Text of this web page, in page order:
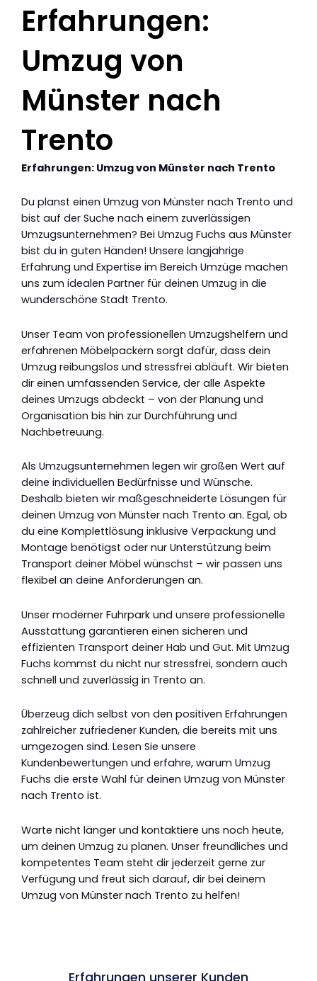
Erfahrungen:
Umzug von
Münster nach
Trento
Erfahrungen: Umzug von Münster nach Trento
Du planst einen Umzug von Münster nach Trento und
bist auf der Suche nach einem zuverlässigen
Umzugsunternehmen? Bei Umzug Fuchs aus Münster
bist du in guten Händen! Unsere langjährige
Erfahrung und Expertise im Bereich Umzüge machen
uns zum idealen Partner für deinen Umzug in die
wunderschöne Stadt Trento.
Unser Team von professionellen Umzugshelfern und
erfahrenen Möbelpackern sorgt dafür, dass dein
Umzug reibungslos und stressfrei abläuft. Wir bieten
dir einen umfassenden Service, der alle Aspekte
deines Umzugs abdeckt – von der Planung und
Organisation bis hin zur Durchführung und
Nachbetreuung.
Als Umzugsunternehmen legen wir großen Wert auf
deine individuellen Bedürfnisse und Wünsche.
Deshalb bieten wir maßgeschneiderte Lösungen für
deinen Umzug von Münster nach Trento an. Egal, ob
du eine Komplettlösung inklusive Verpackung und
Montage benötigst oder nur Unterstützung beim
Transport deiner Möbel wünschst – wir passen uns
flexibel an deine Anforderungen an.
Unser moderner Fuhrpark und unsere professionelle
Ausstattung garantieren einen sicheren und
effizienten Transport deiner Hab und Gut. Mit Umzug
Fuchs kommst du nicht nur stressfrei, sondern auch
schnell und zuverlässig in Trento an.
Überzeug dich selbst von den positiven Erfahrungen
zahlreicher zufriedener Kunden, die bereits mit uns
umgezogen sind. Lesen Sie unsere
Kundenbewertungen und erfahre, warum Umzug
Fuchs die erste Wahl für deinen Umzug von Münster
nach Trento ist.
Warte nicht länger und kontaktiere uns noch heute,
um deinen Umzug zu planen. Unser freundliches und
kompetentes Team steht dir jederzeit gerne zur
Verfügung und freut sich darauf, dir bei deinem
Umzug von Münster nach Trento zu helfen!
Erfahrungen unserer Kunden